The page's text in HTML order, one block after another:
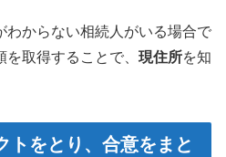
わからない相続人がいる場合で
を取得することで、 現住所を知
トをとり、合意をまと